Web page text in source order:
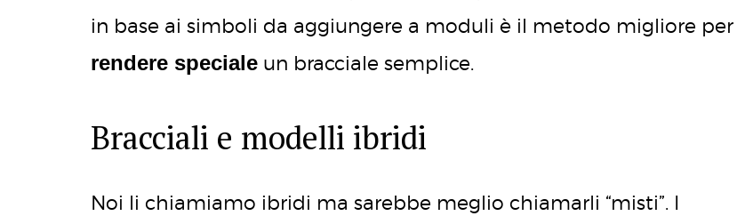
in base ai simboli da aggiungere a moduli è il metodo migliore per
rendere speciale un bracciale semplice.
Bracciali e modelli ibridi
Noi li chiamiamo ibridi ma sarebbe meglio chiamarli “misti”. I